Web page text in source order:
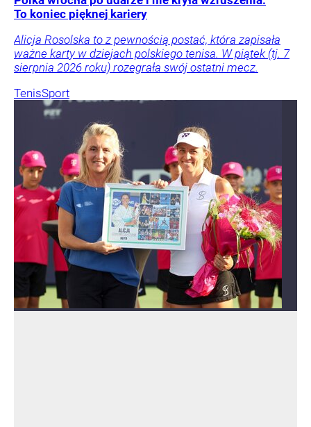
To koniec pięknej kariery
Alicja Rosolska to z pewnością postać, która zapisała
ważne karty w dziejach polskiego tenisa. W piątek (tj. 7
sierpnia 2026 roku) rozegrała swój ostatni mecz.
TenisSport